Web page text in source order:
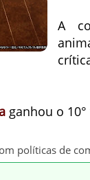
A
ganhou o
políticas de